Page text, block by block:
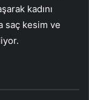
kadını
saç kesim ve